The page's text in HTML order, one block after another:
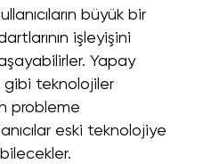
büyük bir
işleyişini
Yapay
gibi teknolojiler
probleme
eski teknolojiye